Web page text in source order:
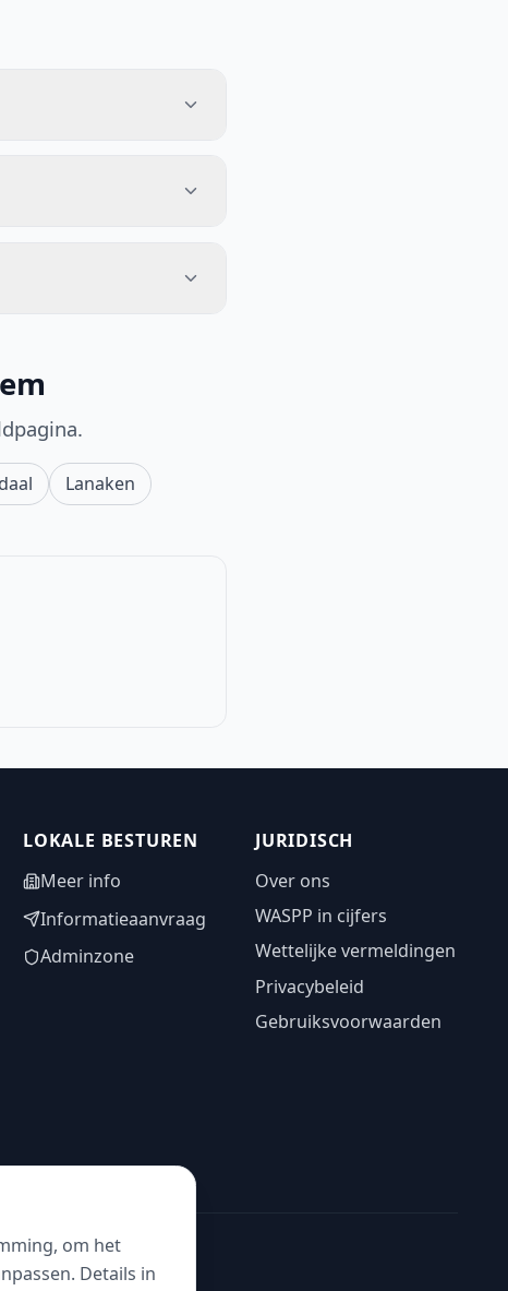
Lanaken
LOKALE BESTUREN
Meer info
Informatieaanvraag
Adminzone
JURIDISCH
Over ons
WASPP in cijfers
Wettelijke vermeldingen
Privacybeleid
Gebruiksvoorwaarden
om het
Details in